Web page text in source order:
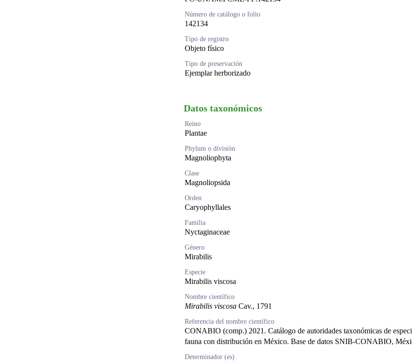
Número de catálogo o folio
142134
Tipo de registro
Objeto físico
Tipo de preservación
Ejemplar herborizado
Datos taxonómicos
Reino
Plantae
Phylum o división
Magnoliophyta
Clase
Magnoliopsida
Orden
Caryophyllales
Familia
Nyctaginaceae
Género
Mirabilis
Especie
Mirabilis viscosa
Nombre científico
Mirabilis viscosaCav., 1791
Referencia del nombre científico
CONABIO (comp.) 2021. Catálogo de autoridades taxonómicas de
fauna con distribución en México. Base de datos SNIB-CONABIO,
Determinador (es)